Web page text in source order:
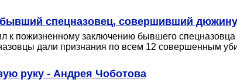
спецназовец, совершивший
к пожизненному заключению бывшего
дали признания по всем 12 совершенным
руку - Андрея Чоботова